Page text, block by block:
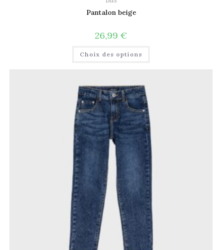
Pantalon beige
26,99 €
Choix des options